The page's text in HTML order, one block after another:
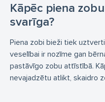
Kāpēc piena
svarīga?
Piena zobi bieži tiek
veselībai ir nozīme gan
pastāvīgo zobu attīstībā.
nevajadzētu atlikt, skaidro